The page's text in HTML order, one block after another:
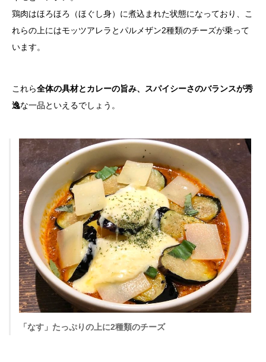
鶏肉はほろほろ（ほぐし身）に煮込まれた状態になっており、こ
れらの上にはモッツアレラとパルメザン2種類のチーズが乗って
います。
これら全体の具材とカレーの旨み、スパイシーさのバランスが秀
逸な一品といえるでしょう。
「なす」たっぷりの上に2種類のチーズ